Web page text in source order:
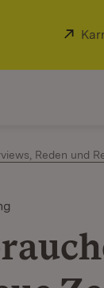
Reden und